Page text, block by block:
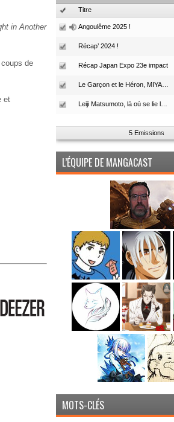
in Another
de
et
Titre
Angoulême 2025 !
Récap’ 2024 !
Récap Japan Expo 23e impact
5 Emissions
L’ÉQUIPE DE MANGACAST
MOTS-CLÉS